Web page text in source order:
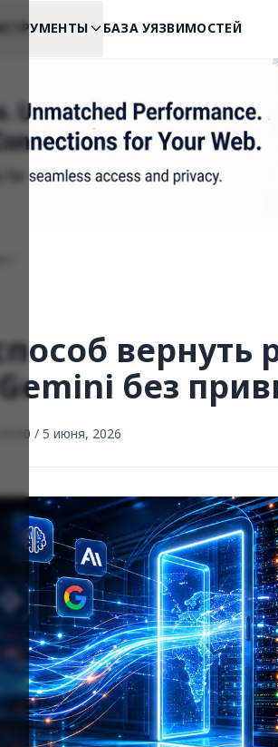
БАЗА УЯЗВИМОСТЕЙ
вернуть
без
16:00 / 5 июня, 2026